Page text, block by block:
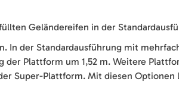
Geländereifen in der
In der Standardausführung mit
der Plattform um 1,52 m. Weitere
Super-Plattform. Mit diesen Optionen